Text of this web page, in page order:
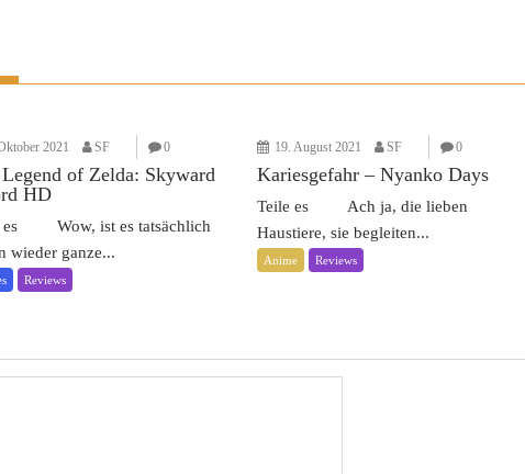
2021 SF 0
of Zelda: Skyward
HD
es Wow, ist es tatsächlich
wieder ganze...
Reviews
19. August 2021 SF 0
Kariesgefahr – Nyanko Days
Teile es Ach ja, die lieben
Haustiere, sie begleiten...
Anime Reviews